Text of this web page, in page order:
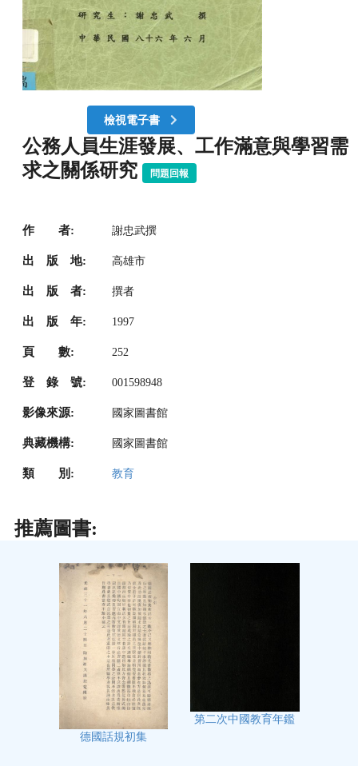
檢視電子書
公務人員生涯發展、工作滿意與學習需
求之關係研究
問題回報
作 者: 謝忠武撰
出 版 地: 高雄市
出 版 者: 撰者
出 版 年: 1997
頁 數: 252
登 錄 號: 001598948
影像來源: 國家圖書館
典藏機構: 國家圖書館
類 別: 教育
推薦圖書:
德國話規初集
第二次中國教育年鑑